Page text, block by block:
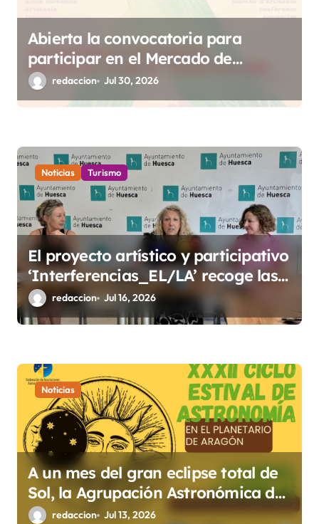
a
Abierta la convocatoria para
participar en el Mercado de
Creadoras de Diosas Fest
redaccion Jul 30, 2026
Noticias Turismo
El proyecto artístico y participativo
‘Interferencias_EL/LA’ recoge las
voces de los barrios rurales de
Huesca sobre la igualdad
redaccion Jul 16, 2026
Noticias
A un mes del gran eclipse total de
Sol, la Agrupación Astronómica de
Huesca celebra su XXXII Ciclo
redaccion Jul 13, 2026